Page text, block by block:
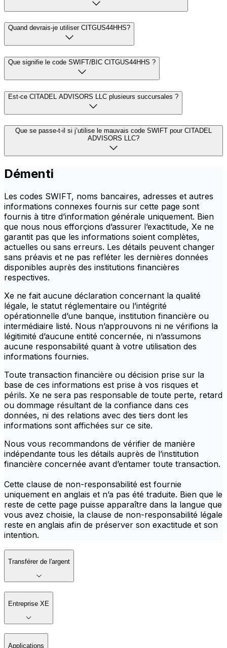
Quand devrais-je utiliser CITGUS44HHS?
Que signifie le code SWIFT/BIC CITGUS44HHS ?
Est-ce CITADEL ADVISORS LLC plusieurs succursales ?
Que se passe-t-il si j’utilise le mauvais code SWIFT pour CITADEL
ADVISORS LLC?
Démenti
Les codes SWIFT, noms bancaires, adresses et autres
informations connexes fournis sur cette page sont
fournis à titre d’information générale uniquement. Bien
que nous nous efforçions d’assurer l’exactitude, Xe ne
garantit pas que les informations soient complètes,
actuelles ou sans erreurs. Les détails peuvent changer
sans préavis et ne pas refléter les dernières données
disponibles auprès des institutions financières
respectives.
Xe ne fait aucune déclaration concernant la qualité
légale, le statut réglementaire ou l’intégrité
opérationnelle d’une banque, institution financière ou
intermédiaire listé. Nous n’approuvons ni ne vérifions la
légitimité d’aucune entité concernée, ni n’assumons
aucune responsabilité quant à votre utilisation des
informations fournies.
Toute transaction financière ou décision prise sur la
base de ces informations est prise à vos risques et
périls. Xe ne sera pas responsable de toute perte, retard
ou dommage résultant de la confiance dans ces
données, ni des relations avec des tiers dont les
informations sont affichées sur ce site.
Nous vous recommandons de vérifier de manière
indépendante tous les détails auprès de l’institution
financière concernée avant d’entamer toute transaction.
Cette clause de non-responsabilité est fournie
uniquement en anglais et n’a pas été traduite. Bien que le
reste de cette page puisse apparaître dans la langue que
vous avez choisie, la clause de non-responsabilité légale
reste en anglais afin de préserver son exactitude et son
intention.
Transférer de l'argent
Entreprise XE
Applications